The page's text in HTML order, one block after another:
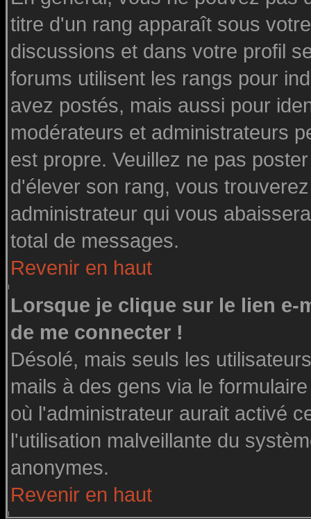
titre d'un rang apparaît sous
discussions et dans votre profil
forums utilisent les rangs pour
avez postés, mais aussi pour
modérateurs et administrateurs
est propre. Veuillez ne pas
d'élever son rang, vous
administrateur qui vous
total de messages.
Revenir en haut
Lorsque je clique sur le lien e-
de me connecter !
Désolé, mais seuls les
mails à des gens via le
où l'administrateur aurait activé
l'utilisation malveillante du
anonymes.
Revenir en haut